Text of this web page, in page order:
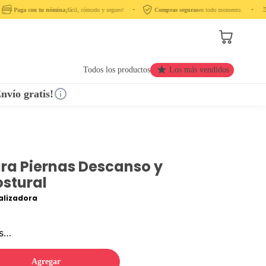
Paga con tu nómina¡fácil, cómodo y seguro! ‎ ‎ ‎ ‎ •‎ ‎ ‎ ‎ Compras segurasen todo momento. ‎ ‎ ‎ ‎ •‎ ‎ ‎ ‎ ‎
Todos los productos Los más vendidos
gratis!
Piernas Descanso y
Agregar